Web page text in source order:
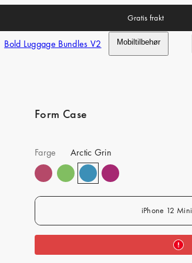
Gratis frakt
Bold Luggage Bundles V2 Mobiltilbehør
Form Case
Farge
Arctic Grin
iPhone 12 Mini